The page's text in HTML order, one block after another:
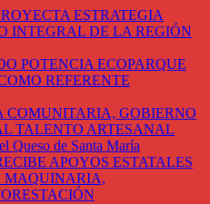
ESTRATEGIA
INTEGRAL DE LA REGIÓN
POTENCIA ECOPARQUE
REFERENTE
COMUNITARIA, GOBIERNO
TALENTO ARTESANAL
Queso de Santa María
APOYOS ESTATALES
MAQUINARIA,